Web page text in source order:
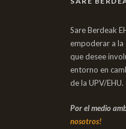
Sare Berdeak
empoderar a la
que desee
entorno en
de la UPV/EHU.
Por el medio
nosotros!